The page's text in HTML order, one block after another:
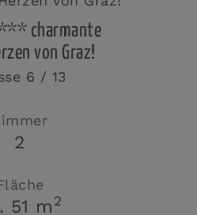
*** charmante
von Graz!
6 / 13
2
51 m 2